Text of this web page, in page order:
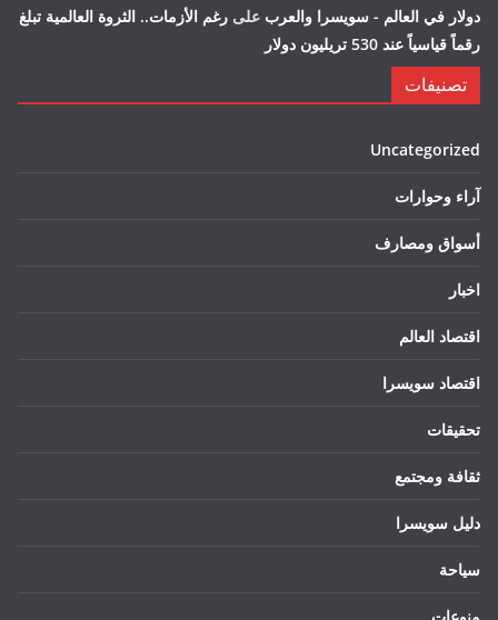
دولار في العالم - سويسرا والعرب على رغم الأزمات.. الثروة العالمية تبلغ
رقماً قياسياً عند 530 تريليون دولار
تصنيفات
Uncategorized
آراء وحوارات
أسواق ومصارف
اخبار
اقتصاد العالم
اقتصاد سويسرا
تحقيقات
ثقافة ومجتمع
دليل سويسرا
سياحة